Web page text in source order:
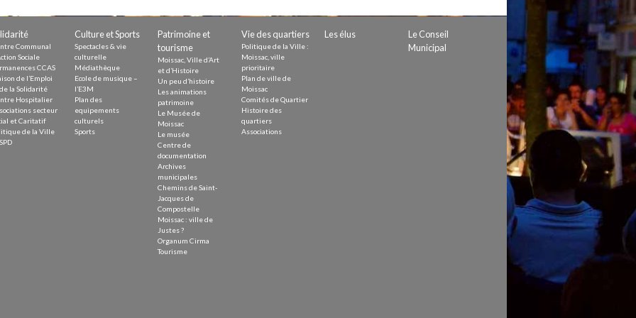
Demande de subvention
Demande d’autorisation de tournage
Appels à projets
Communal
Sociale
CCAS
de l’Emploi
la Solidarité
Hospitalier
secteur
et Caritatif
de la Ville
Culture et Sports
Spectacles & vie
culturelle
Médiathèque
Ecole de musique –
l’E3M
Plan des
equipements
culturels
Sports
Patrimoine et
tourisme
Moissac, Ville d’Art
et d’Histoire
Un peu d’histoire
Les animations
patrimoine
Le Musée de
Moissac
Le musée
Centre de
documentation
Archives
municipales
Chemins de Saint-
Jacques de
Compostelle
Moissac : ville de
Justes ?
Organum Cirma
Tourisme
Vie des quartiers
Politique de la Ville :
Moissac, ville
prioritaire
Plan de ville de
Moissac
Comités de Quartier
Histoire des
quartiers
Associations
Les élus
Le Conseil
Municipal